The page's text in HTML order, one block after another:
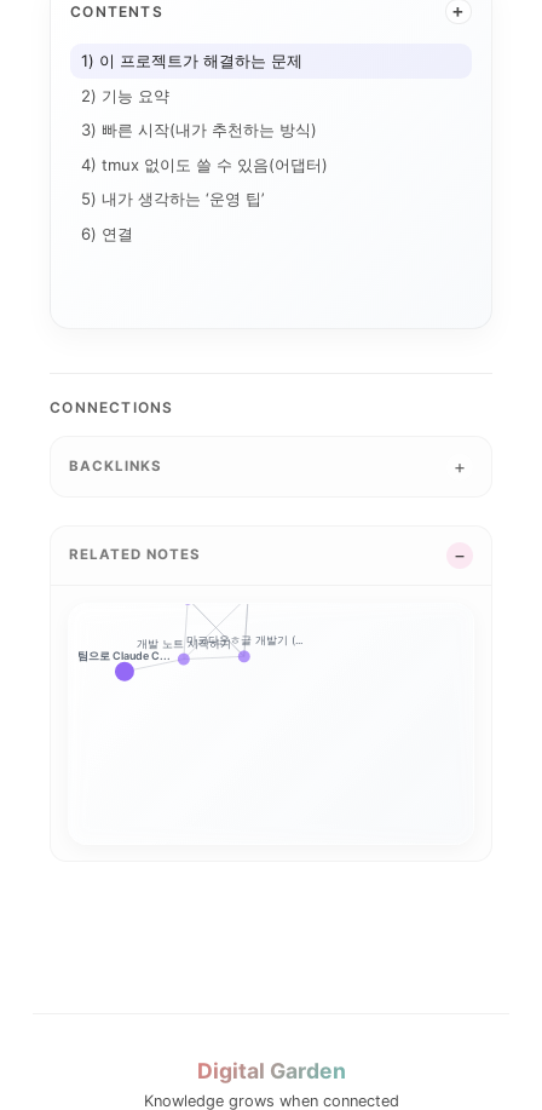
CONTENTS +
1) 이 프로젝트가 해결하는 문제
2) 기능 요약
3) 빠른 시작(내가 추천하는 방식)
4) tmux 없이도 쓸 수 있음(어댑터)
5) 내가 생각하는 ‘운영 팁’
6) 연결
CONNECTIONS
BACKLINKS
RELATED NOTES
팀으로 Claude C...
마크다운ㅎ글 개발기 (...
개발 노트 시작하기
Digital Garden
Knowledge grows when connected